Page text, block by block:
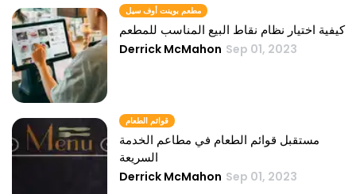
مطعم بوينت أوف سيل
كيفية اختيار نظام نقاط البيع المناسب للمطعم
Derrick McMahon Sep 01, 2023
قوائم الطعام
مستقبل قوائم الطعام في مطاعم الخدمة
السريعة
Derrick McMahon Sep 01, 2023